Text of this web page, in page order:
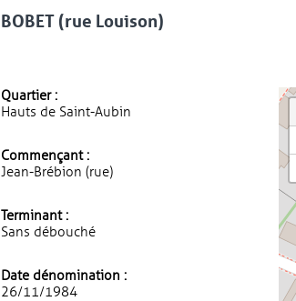
BOBET (rue Louison)
Quartier :
Hauts de Saint-Aubin
Commençant :
Jean-Brébion (rue)
Terminant :
Sans débouché
Date dénomination :
26/11/1984